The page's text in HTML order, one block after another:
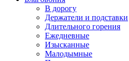
В дорогу
Держатели и подставки
Длительного горения
Ежедневные
Изысканные
Малодымные